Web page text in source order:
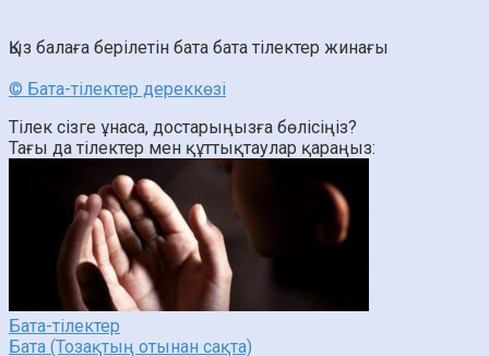
Қыз балаға берілетін бата бата тілектер жинағы
© Бата-тілектер дереккөзі
Тілек сізге ұнаса, достарыңызға бөлісіңіз?
Тағы да тілектер мен құттықтаулар қараңыз:
Бата-тілектер
Бата (Тозақтың отынан сақта)